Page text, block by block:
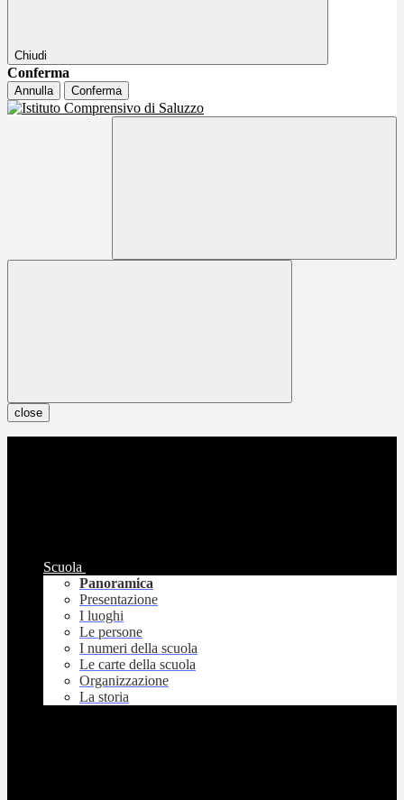
Chiudi
Conferma
Annulla Conferma
close
Scuola
Panoramica
Presentazione
I luoghi
Le persone
I numeri della scuola
Le carte della scuola
Organizzazione
La storia